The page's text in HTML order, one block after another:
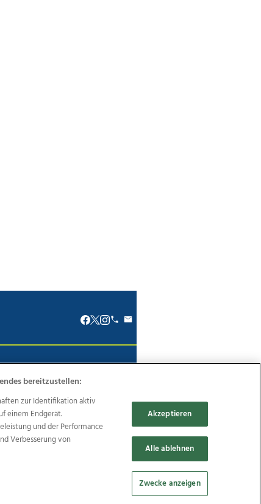
Promenaden Galerien
bereitzustellen:
zur Identifikation aktiv
einem Endgerät.
und der Performance
Verbesserung von
Akzeptieren
Alle ablehnen
Zwecke anzeigen